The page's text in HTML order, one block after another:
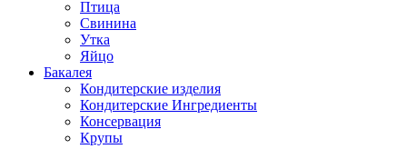
Птица
Свинина
Утка
Яйцо
Бакалея
Кондитерские изделия
Кондитерские Ингредиенты
Консервация
Крупы